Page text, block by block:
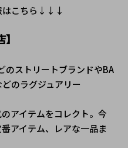
はこちら↓↓↓
ストリートブランドやBA
どのラグジュアリー
アイテムをコレクト。今
アイテム、レアな一品ま